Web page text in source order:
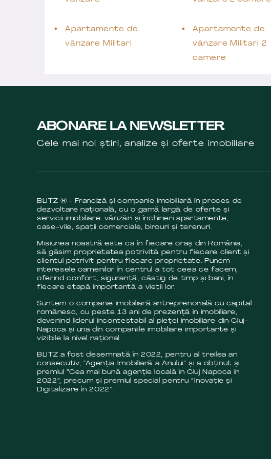
Apartamente de
vânzare Militari
Apartamente de
vânzare Militari 2
camere
ABONARE LA NEWSLETTER
Cele mai noi știri, analize și oferte imobiliare
BLITZ ® - Franciză și companie imobiliară în proces de
dezvoltare națională, cu o gamă largă de oferte și
servicii imobiliare: vânzări și închirieri apartamente,
case-vile, spații comerciale, birouri și terenuri.
Misiunea noastră este ca în fiecare oraș din România,
să găsim proprietatea potrivită pentru fiecare client și
clientul potrivit pentru fiecare proprietate. Punem
interesele oamenilor în centrul a tot ceea ce facem,
oferind confort, siguranță, câstig de timp și bani, în
fiecare etapă importantă a vieții lor.
Suntem o companie imobiliară antreprenorială cu capital
românesc, cu peste 13 ani de prezență în imobiliare,
devenind liderul incontestabil al pieței imobiliare din Cluj-
Napoca și una din companiile imobiliare importante și
vizibile la nivel național.
BLITZ a fost desemnată în 2022, pentru al treilea an
consecutiv, “Agenția Imobiliară a Anului” și a obținut și
premiul “Cea mai bună agenție locală în Cluj Napoca în
2022”, precum și premiul special pentru ”Inovație și
Digitalizare în 2022”.